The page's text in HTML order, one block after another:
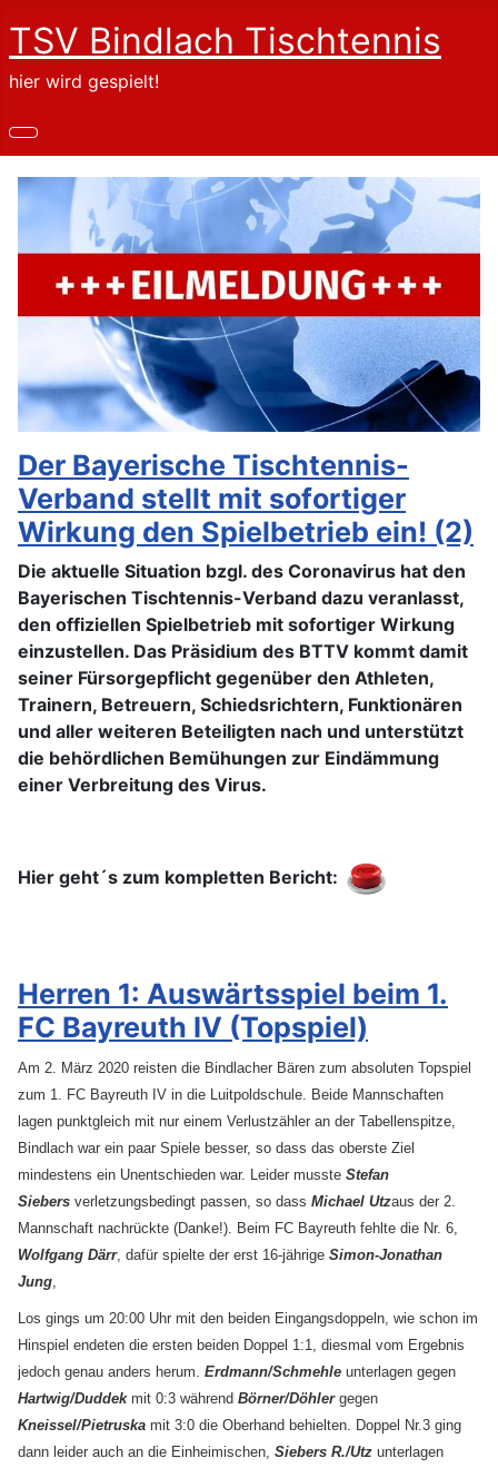
TSV Bindlach Tischtennis
hier wird gespielt!
Der Bayerische Tischtennis-
Verband stellt mit sofortiger
Wirkung den Spielbetrieb ein! (2)
Die aktuelle Situation bzgl. des Coronavirus hat den
Bayerischen Tischtennis-Verband dazu veranlasst,
den offiziellen Spielbetrieb mit sofortiger Wirkung
einzustellen. Das Präsidium des BTTV kommt damit
seiner Fürsorgepflicht gegenüber den Athleten,
Trainern, Betreuern, Schiedsrichtern, Funktionären
und aller weiteren Beteiligten nach und unterstützt
die behördlichen Bemühungen zur Eindämmung
einer Verbreitung des Virus.
Hier geht´s zum kompletten Bericht:
Herren 1: Auswärtsspiel beim 1.
FC Bayreuth IV (Topspiel)
Am 2. März 2020 reisten die Bindlacher Bären zum absoluten Topspiel
zum 1. FC Bayreuth IV in die Luitpoldschule. Beide Mannschaften
lagen punktgleich mit nur einem Verlustzähler an der Tabellenspitze,
Bindlach war ein paar Spiele besser, so dass das oberste Ziel
mindestens ein Unentschieden war. Leider musste Stefan
Siebers verletzungsbedingt passen, so dass Michael Utzaus der 2.
Mannschaft nachrückte (Danke!). Beim FC Bayreuth fehlte die Nr. 6,
Wolfgang Därr, dafür spielte der erst 16-jährige Simon-Jonathan
Jung
Los gings um 20:00 Uhr mit den beiden Eingangsdoppeln, wie schon im
Hinspiel endeten die ersten beiden Doppel 1:1, diesmal vom Ergebnis
jedoch genau anders herum. Erdmann/Schmehle unterlagen gegen
Hartwig/Duddekmit 0:3 während Börner/Döhlergegen
Kneissel/Pietruska mit 3:0 die Oberhand behielten. Doppel Nr.3 ging
dann leider auch an die Einheimischen, Siebers R./Utz unterlagen